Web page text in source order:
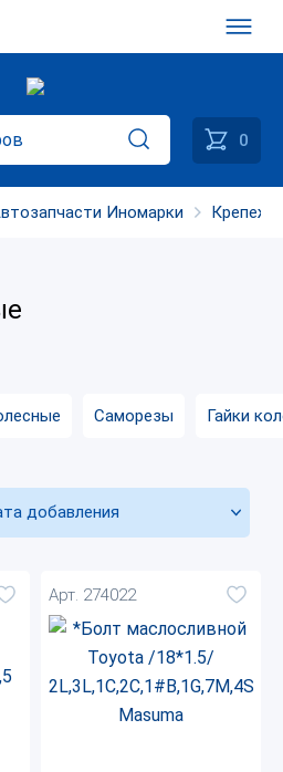
0
Иномарки Крепеж
Саморезы Гайки
добавления
Арт. 274022